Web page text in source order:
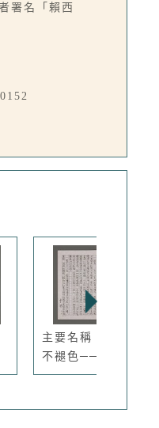
署名「賴西
主要名稱：紅葉飄飄
不褪色──...